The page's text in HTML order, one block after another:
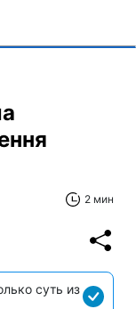
2 мин
суть из